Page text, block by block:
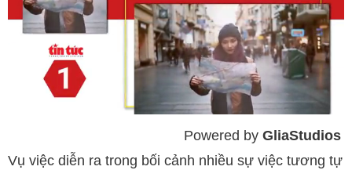
Powered by GliaStudios
Vụ việc diễn ra trong bối cảnh nhiều sự việc tương tự